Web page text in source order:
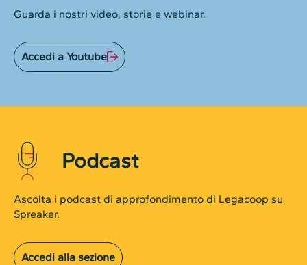
Guarda i nostri video, storie e webinar.
Accedi a Youtube
Podcast
Ascolta i podcast di approfondimento di Legacoop su
Spreaker.
Accedi alla sezione